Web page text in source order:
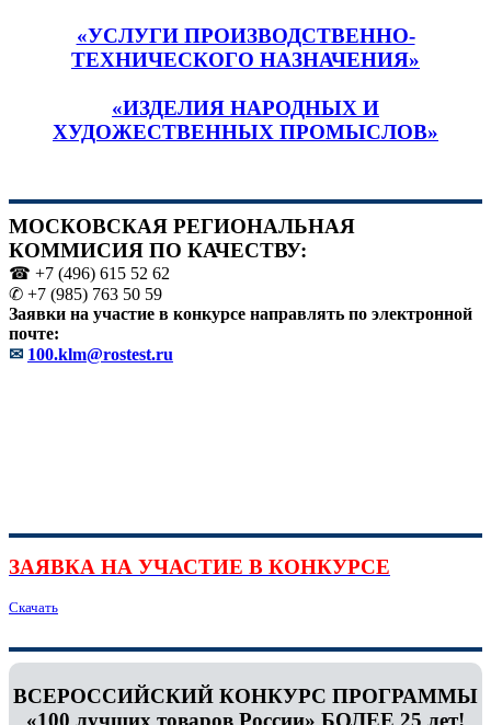
«УСЛУГИ ПРОИЗВОДСТВЕННО-
ТЕХНИЧЕСКОГО НАЗНАЧЕНИЯ»
«ИЗДЕЛИЯ НАРОДНЫХ И
ХУДОЖЕСТВЕННЫХ ПРОМЫСЛОВ»
МОСКОВСКАЯ РЕГИОНАЛЬНАЯ
КОММИСИЯ ПО КАЧЕСТВУ:
☎ +7 (496) 615 52 62
✆ +7 (985) 763 50 59
Заявки на участие в конкурсе направлять по электронной
почте:
✉ 100.klm@rostest.ru
ЗАЯВКА НА УЧАСТИЕ В КОНКУРСЕ
Скачать
ВСЕРОССИЙСКИЙ КОНКУРС ПРОГРАММЫ
«100 лучших товаров России» БОЛЕЕ 25 лет!